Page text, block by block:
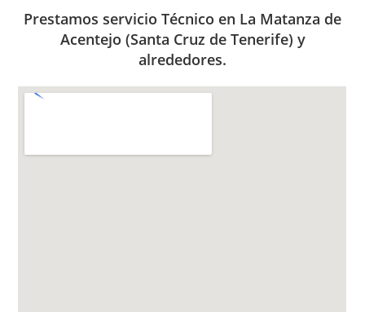
Prestamos servicio Técnico en La Matanza de
Acentejo (Santa Cruz de Tenerife) y
alrededores.